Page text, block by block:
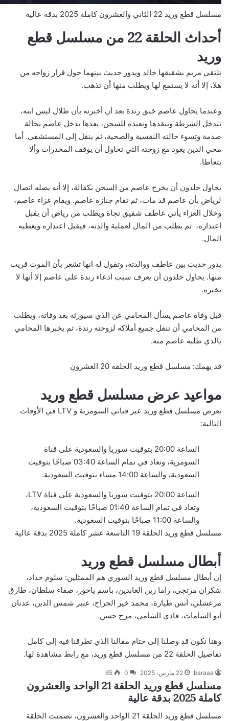
مسلسل قطع وريد 22 الثاني والعشرون كاملة 2025 بدقة عالية
أحداث الحلقة 22 من مسلسل قطع
وريد
تلتقي مريم بشقيقها خالد ويدور حديث بينهما حول قرار زواجه من
هلا، إلا أنه لا يستمع لها ويطلب منها أن تذهب.
وعندما يحاول عاصم خنق رندة بعد أن أخبرته بأن طلال ليس ابنه،
تتدخل الشرطة وتنقذها وتعيده للسجن، بعدها يدخل عاصم بحالة
صدمة وتسوء حالته النفسية والصحية، ثم ينقل إلى المستشفى. أما
محي الدين يعود مع زوجته التي تحاول أن يوقف المخدرات وألا
يتعاطا.
يحاول خلدون أن يخرج عاصم من السجن بكفالة، إلا أنه يصله اتصال
لرياض بأن عاصم قد مات، ثم تقام جنازة عاصم. ويقام عزاء عاصم،
وخلال العزاء يأتي عاطف شقيق نجاة ويطلب من رياض أن يقبل
اعتذاره، ثم يطلب من المال لعملية والدته، فيقبل اعتذاره ويعطيه
المال.
يدور حديث بين عاطف ووالدته، وتقول له انها تشعر بأن الموت قريب
منها. يحاول خلدون أن يعرف سبب ادعاء رندة على عاصم إلا أنها لا
تخبره.
قبل وفاة عاصم يسأل المحامي عن الذي سيورثه بعد وفاته، ويطلب
من المحامي أن تنقل جميع أملاكه لزوجته رندة، ثم يخبرها المحامي
بالذي طلبه عاصم منه.
قد يهمك: مسلسل قطع وريد الحلقة 20 العشرون
مواعيد عرض مسلسل قطع وريد
يعرض مسلسل قطع وريد عبر قناتي السومرية و LTV في الأوقات
التالية:
الساعة 20:00 بتوقيت سوريا والسعودية على قناة
السومرية، وتعاد في تمام الساعة 03:40 صباحًا بتوقيت
السعودية، والساعة 14:00 مساء بتوقيت السعودية.
الساعة 20:00 بتوقيت سوريا والسعودية على قناة LTV،
وتعاد في تمام الساعة 01:40 صباحًا بتوقيت السعودية،
والساعة 11:00 صباحًا بتوقيت السعودية.
مسلسل قطع وريد الحلقة 19 التاسعة عشر كاملة 2025 بدقة عالية
أبطال مسلسل قطع وريد
إن أبطال مسلسل قطع وريد السوري هم الممثلين: سلوم حداد،
شكران مرتجى، راما زين العابدين، باسم ياخور، صفاء سلطان، طارق
مرعشلي، أنس طيارة، محمد خير الجراح، عبير شمس الدين، عدنان
أبو الشامات، فادي الشامي، مرح حسن.
وهنا نكون قد وصلنا إلى ختام مقالنا الذي تطرقنا فيه إلى كامل
تفاصيل الحلقة 22 من مسلسل قطع وريد، مع رابط مشاهدة لها.
baraaa 22 مارس، 2025 0
65
مسلسل قطع وريد الحلقة 21 الواحد والعشرون
كاملة 2025 بدقة عالية
مسلسل قطع وريد الحلقة 21 الواحد والعشرون، تضمنت الحلقة